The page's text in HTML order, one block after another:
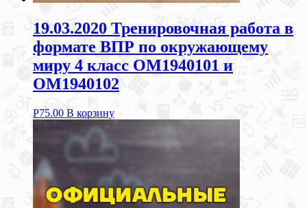
19.03.2020 Тренировочная работа в
формате ВПР по окружающему
миру 4 класс ОМ1940101 и
ОМ1940102
Р75.00 В корзину